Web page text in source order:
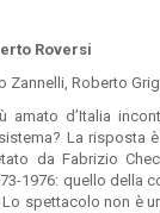
Roversi
Zannelli, Roberto
d’Italia
La risposta è
da Fabrizio
1976: quello della
spettacolo non è